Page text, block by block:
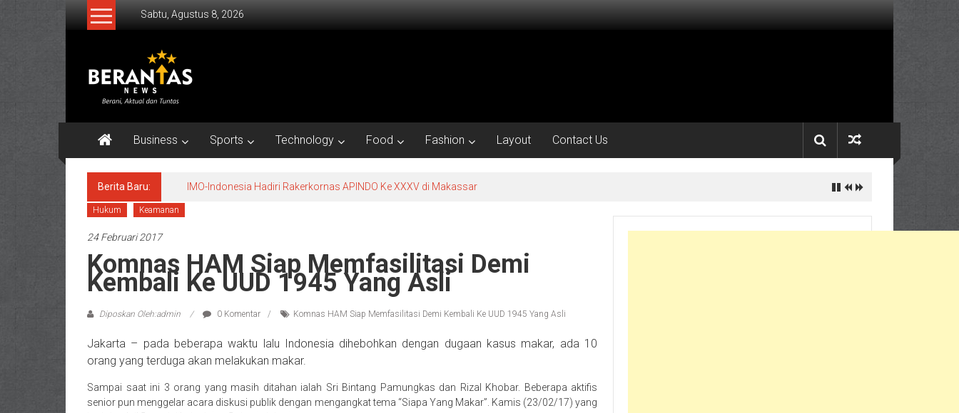
Lompat
Sabtu, Agustus 8, 2026
BERANTAS
NEWS
Tuntas.
Business Sports Technology Food Fashion Layout Contact Us
Berita Baru: IMO-Indonesia Hadiri Rakerkornas APINDO Ke XXXV di Makassar
Hukum Keamanan
24 Februari 2017
Komnas HAM Siap Memfasilitasi Demi
Kembali Ke UUD 1945 Yang Asli
Diposkan Oleh:admin 0 Komentar Komnas HAM Siap Memfasilitasi Demi Kembali Ke UUD 1945 Yang Asli
Jakarta – pada beberapa waktu lalu Indonesia dihebohkan dengan dugaan kasus makar, ada 10
orang yang terduga akan melakukan makar.
Sampai saat ini 3 orang yang masih ditahan ialah Sri Bintang Pamungkas dan Rizal Khobar. Beberapa aktifis
senior pun menggelar acara diskusi publik dengan mengangkat tema “Siapa Yang Makar”. Kamis (23/02/17) yang